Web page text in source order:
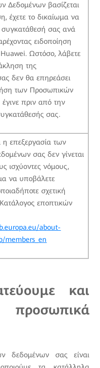
Δεδομένων βασίζεται
έχετε το δικαίωμα να
συγκατάθεσή σας ανά
ειδοποίηση
Ωστόσο, λάβετε
της
δεν θα επηρεάσει
των Προσωπικών
πριν από την
σας.
η επεξεργασία των
σας δεν γίνεται
ισχύοντες νόμους,
να υποβάλετε
σχετική
εποπτικών
about-
members_en
και
προσωπικά
δεδομένων σας είναι